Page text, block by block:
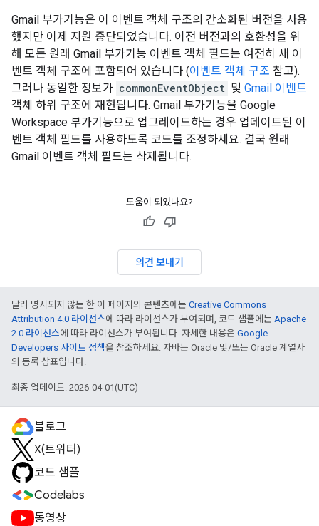
Gmail 부가기능은 이 이벤트 객체 구조의 간소화된 버전을 사용
했지만 이제 지원 중단되었습니다. 이전 버전과의 호환성을 위
해 모든 원래 Gmail 부가기능 이벤트 객체 필드는 여전히 새 이
벤트 객체 구조에 포함되어 있습니다 (이벤트 객체 구조 참고).
그러나 동일한 정보가 commonEventObject 및 Gmail 이벤트
객체 하위 구조에 재현됩니다. Gmail 부가기능을 Google
Workspace 부가기능으로 업그레이드하는 경우 업데이트된 이
벤트 객체 필드를 사용하도록 코드를 조정하세요. 결국 원래
Gmail 이벤트 객체 필드는 삭제됩니다.
도움이 되었나요?
의견 보내기
달리 명시되지 않는 한 이 페이지의 콘텐츠에는 Creative Commons
Attribution 4.0 라이선스에 따라 라이선스가 부여되며, 코드 샘플에는 Apache
2.0 라이선스에 따라 라이선스가 부여됩니다. 자세한 내용은 Google
Developers 사이트 정책을 참조하세요. 자바는 Oracle 및/또는 Oracle 계열사
의 등록 상표입니다.
최종 업데이트: 2026-04-01(UTC)
블로그
X(트위터)
코드 샘플
Codelabs
동영상